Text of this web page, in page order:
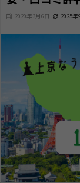
2020年3月6日 2025年